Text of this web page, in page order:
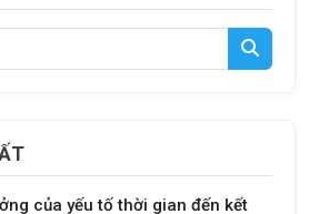
của yếu tố thời gian đến kết